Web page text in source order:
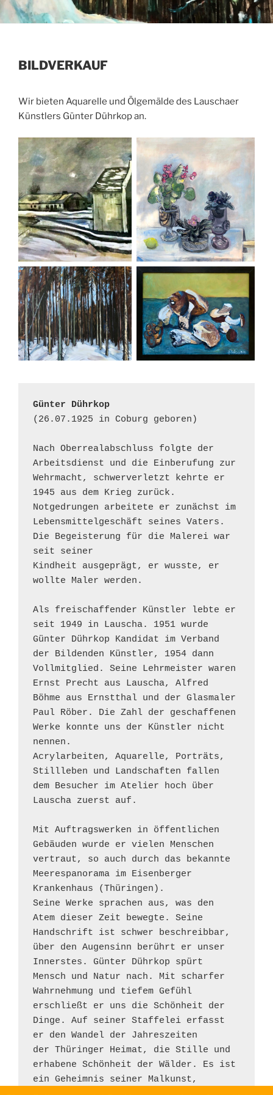
BILDVERKAUF
Wir bieten Aquarelle und Ölgemälde des Lauschaer
Künstlers Günter Dührkop an.
Günter Dührkop
(26.07.1925 in Coburg geboren)
Nach Oberrealabschluss folgte der
Arbeitsdienst und die Einberufung zur
Wehrmacht, schwerverletzt kehrte er
1945 aus dem Krieg zurück.
Notgedrungen arbeitete er zunächst im
Lebensmittelgeschäft seines Vaters.
Die Begeisterung für die Malerei war
seit seiner
Kindheit ausgeprägt, er wusste, er
wollte Maler werden.
Als freischaffender Künstler lebte er
seit 1949 in Lauscha. 1951 wurde
Günter Dührkop Kandidat im Verband
der Bildenden Künstler, 1954 dann
Vollmitglied. Seine Lehrmeister waren
Ernst Precht aus Lauscha, Alfred
Böhme aus Ernstthal und der Glasmaler
Paul Röber. Die Zahl der geschaffenen
Werke konnte uns der Künstler nicht
nennen.
Acrylarbeiten, Aquarelle, Porträts,
Stillleben und Landschaften fallen
dem Besucher im Atelier hoch über
Lauscha zuerst auf.
Mit Auftragswerken in öffentlichen
Gebäuden wurde er vielen Menschen
vertraut, so auch durch das bekannte
Meerespanorama im Eisenberger
Krankenhaus (Thüringen).
Seine Werke sprachen aus, was den
Atem dieser Zeit bewegte. Seine
Handschrift ist schwer beschreibbar,
über den Augensinn berührt er unser
Innerstes. Günter Dührkop spürt
Mensch und Natur nach. Mit scharfer
Wahrnehmung und tiefem Gefühl
erschließt er uns die Schönheit der
Dinge. Auf seiner Staffelei erfasst
er den Wandel der Jahreszeiten
der Thüringer Heimat, die Stille und
erhabene Schönheit der Wälder. Es ist
ein Geheimnis seiner Malkunst,